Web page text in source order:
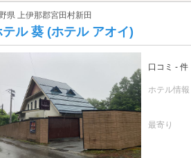
県 上伊那郡宮田村新田
テル 葵 (ホテル アオイ)
口コミ - 件
ホテル情報
最寄り